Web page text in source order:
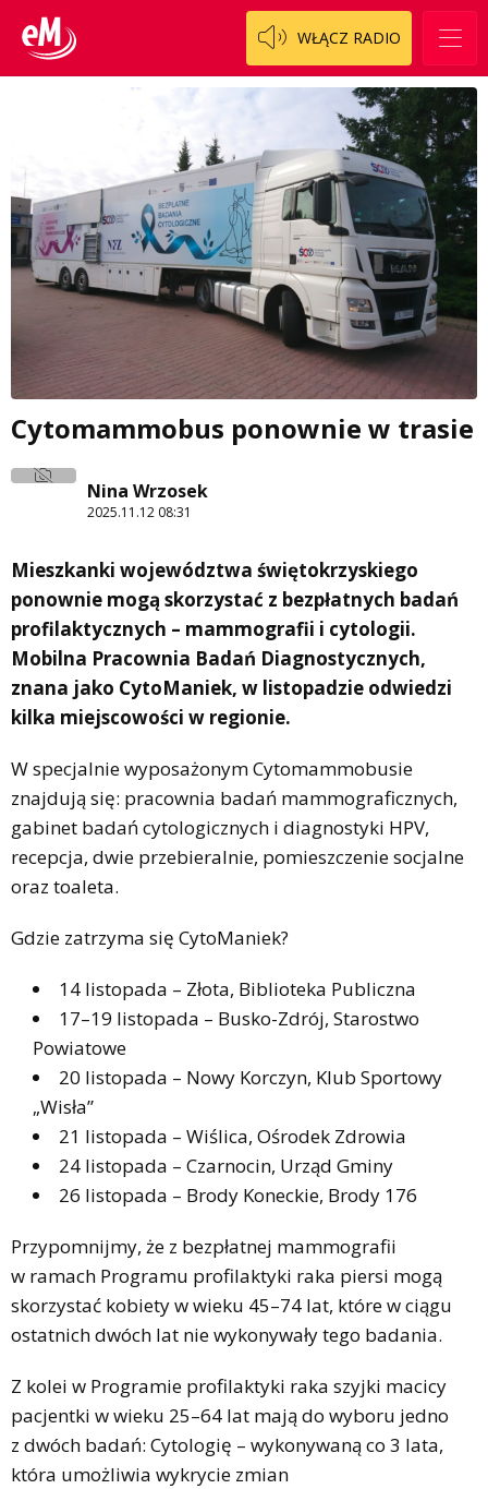
WŁĄCZ RADIO
Cytomammobus ponownie w trasie
Nina Wrzosek
2025.11.12 08:31
Mieszkanki województwa świętokrzyskiego
ponownie mogą skorzystać z bezpłatnych badań
profilaktycznych – mammografii i cytologii.
Mobilna Pracownia Badań Diagnostycznych,
znana jako CytoManiek, w listopadzie odwiedzi
kilka miejscowości w regionie.
W specjalnie wyposażonym Cytomammobusie
znajdują się: pracownia badań mammograficznych,
gabinet badań cytologicznych i diagnostyki HPV,
recepcja, dwie przebieralnie, pomieszczenie socjalne
oraz toaleta.
Gdzie zatrzyma się CytoManiek?
14 listopada – Złota, Biblioteka Publiczna
17–19 listopada – Busko-Zdrój, Starostwo
Powiatowe
20 listopada – Nowy Korczyn, Klub Sportowy
„Wisła”
21 listopada – Wiślica, Ośrodek Zdrowia
24 listopada – Czarnocin, Urząd Gminy
26 listopada – Brody Koneckie, Brody 176
Przypomnijmy, że z bezpłatnej mammografii
w ramach Programu profilaktyki raka piersi mogą
skorzystać kobiety w wieku 45–74 lat, które w ciągu
ostatnich dwóch lat nie wykonywały tego badania.
Z kolei w Programie profilaktyki raka szyjki macicy
pacjentki w wieku 25–64 lat mają do wyboru jedno
z dwóch badań: Cytologię – wykonywaną co 3 lata,
która umożliwia wykrycie zmian